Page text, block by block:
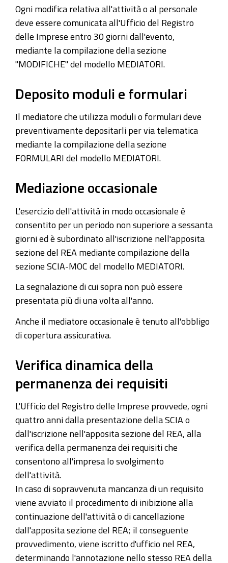
Ogni modifica relativa all'attività o al personale
deve essere comunicata all'Ufficio del Registro
delle Imprese entro 30 giorni dall'evento,
mediante la compilazione della sezione
"MODIFICHE" del modello MEDIATORI.
Deposito moduli e formulari
Il mediatore che utilizza moduli o formulari deve
preventivamente depositarli per via telematica
mediante la compilazione della sezione
FORMULARI del modello MEDIATORI.
Mediazione occasionale
L'esercizio dell'attività in modo occasionale è
consentito per un periodo non superiore a sessanta
giorni ed è subordinato all'iscrizione nell'apposita
sezione del REA mediante compilazione della
sezione SCIA-MOC del modello MEDIATORI.
La segnalazione di cui sopra non può essere
presentata più di una volta all'anno.
Anche il mediatore occasionale è tenuto all'obbligo
di copertura assicurativa.
Verifica dinamica della
permanenza dei requisiti
L'Ufficio del Registro delle Imprese provvede, ogni
quattro anni dalla presentazione della SCIA o
dall'iscrizione nell'apposita sezione del REA, alla
verifica della permanenza dei requisiti che
consentono all'impresa lo svolgimento
dell'attività.
In caso di sopravvenuta mancanza di un requisito
viene avviato il procedimento di inibizione alla
continuazione dell'attività o di cancellazione
dall'apposita sezione del REA; il conseguente
provvedimento, viene iscritto d'ufficio nel REA,
determinando l'annotazione nello stesso REA della